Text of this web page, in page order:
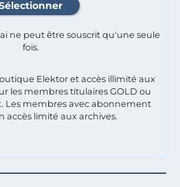
ne peut être souscrit qu'une seule
fois.​
Elektor et accès illimité aux
les membres titulaires GOLD ou
Les membres avec abonnement
accès limité aux archives.